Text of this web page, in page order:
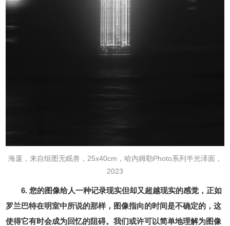
海厦，来自组图无眠兽，25x40cm，哈内姆勒Photo系列半光泽面，
2023
6. 您的图像给人一种记录现实但却又超越现实的感觉，正如
罗兰巴特在明室中所说的那样，图像指向的时间是不确定的，这
使得它有时会成为回忆的阻碍。我们或许可以简单地理解为图像